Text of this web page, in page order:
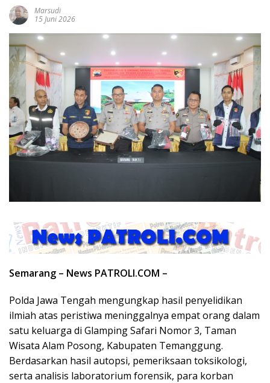
Marsudi
15 Juni 2026
Semarang – News PATROLI.COM –
Polda Jawa Tengah mengungkap hasil penyelidikan
ilmiah atas peristiwa meninggalnya empat orang dalam
satu keluarga di Glamping Safari Nomor 3, Taman
Wisata Alam Posong, Kabupaten Temanggung.
Berdasarkan hasil autopsi, pemeriksaan toksikologi,
serta analisis laboratorium forensik, para korban